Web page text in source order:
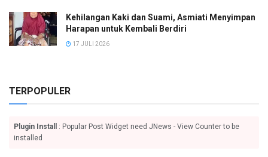
Kehilangan Kaki dan Suami, Asmiati Menyimpan
Harapan untuk Kembali Berdiri
17 JULI 2026
TERPOPULER
Plugin Install
: Popular Post Widget need JNews - View Counter to be
installed